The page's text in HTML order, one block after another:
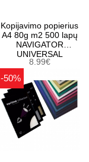
Kopijavimo popierius
A4 80g m2 500 lapų
NAVIGATOR
UNIVERSAL
8.99€
-50%